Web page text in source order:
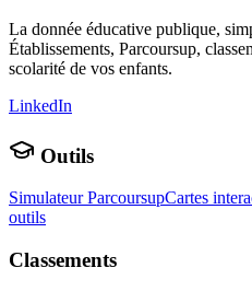
La donnée éducative publique,
Établissements, Parcoursup,
scolarité de vos enfants.
LinkedIn
Outils
Simulateur ParcoursupCartes
outils
Classements